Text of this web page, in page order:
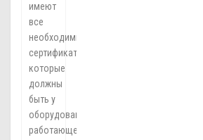
имеют
все
необходимые
сертификаты,
которые
должны
быть у
оборудования,
работающего